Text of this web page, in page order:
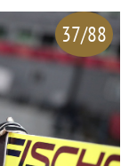
37/88